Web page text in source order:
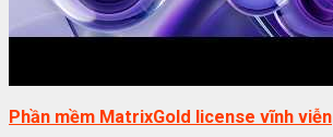
Phần mềm MatrixGold license vĩnh viễn